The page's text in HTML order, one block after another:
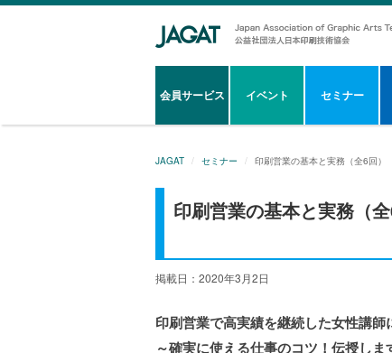
会員サービス イベント セミナー
JAGAT セミナー 印刷営業の基本と実務（全6回）
印刷営業の基本と実務（全
掲載日：2020年3月2日
印刷営業で高実績を継続した女性講
～確実に使える仕事のコツ！伝授しま